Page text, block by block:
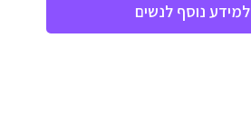
למידע נוסף לנשים